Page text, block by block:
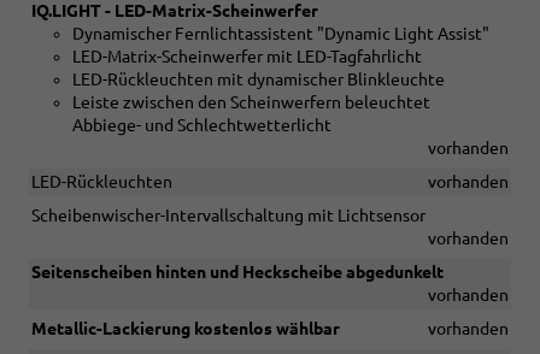
IQ.LIGHT - LED-Matrix-Scheinwerfer
Dynamischer Fernlichtassistent "Dynamic Light Assist"
LED-Matrix-Scheinwerfer mit LED-Tagfahrlicht
LED-Rückleuchten mit dynamischer Blinkleuchte
Leiste zwischen den Scheinwerfern beleuchtet
Abbiege- und Schlechtwetterlicht
vorhanden
LED-Rückleuchten
vorhanden
Scheibenwischer-Intervallschaltung mit Lichtsensor
vorhanden
Seitenscheiben hinten und Heckscheibe abgedunkelt
vorhanden
Metallic-Lackierung kostenlos wählbar
vorhanden